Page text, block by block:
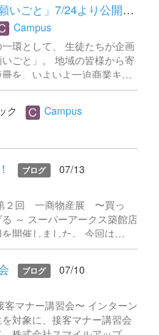
、以下はその成果をまとめ
ご利用にあたって ・本資料
城県一迫商業高等学校 商業
校一迫商業キャンパスに帰
を超えて、本資料の全部ま
動名・発表年度）を明記し
地域デザイン演習「一迫の願いごと」7/24より公開スタート！
Campus
環として、 生徒たちが企画
ごと」。 地域の皆様から寄
を、いよいよ一迫商業キャ
企画の願い事（短冊）では
ております。公開に向けて、
を進めています。校内には
とがずらりと並ぶ予定で
）から 一迫商業キャンパ
の日はちょうどオープンキ
来校いただいた方にもあわ
皆様の思いがつまった七夕
い。
ク Campus
ブログ
07/13
２回 一商物産展 〜買っ
～ スーパーアークス築館店
開催しました。 今回は
の時間設定にし、仕事帰り
の思いを届けられるよう工
てお客様の数も増え、生徒
客を続けました。 能登半島
の販売実習。 能登の特産品
を生徒たちが心を込めて販
ブログ
07/10
マナー講習会〜 インターン
対象に、接客マナー講習会